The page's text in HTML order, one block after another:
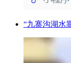
“九寨沟湖水